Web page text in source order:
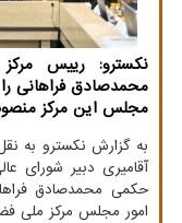
نکسترو: رییس
محمدصادق فراهانی
مجلس این مرکز
به گزارش نکسترو به
آقامیری دبیر شورای
حکمی محمدصادق
امور مجلس مرکز ملی